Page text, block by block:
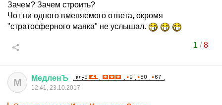
Зачем? Зачем строить?
Чот ни одного вменяемого ответа, окромя
"стратосферного маяка" не услышал.
1 /8
М МедленЪ
12:41, 23.10.2017